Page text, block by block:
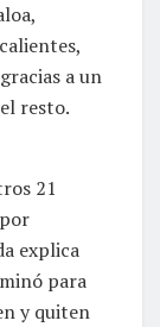
a un
resto.
21
explica
para
y quiten